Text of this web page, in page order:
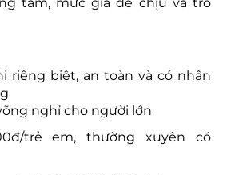
riêng biệt, an toàn và có nhân
nghỉ cho người lớn
đ/trẻ em, thường xuyên có